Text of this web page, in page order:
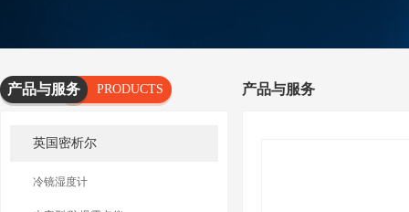
产品与服务
PRODUCTS
英国密析尔
冷镜湿度计
产品与服务